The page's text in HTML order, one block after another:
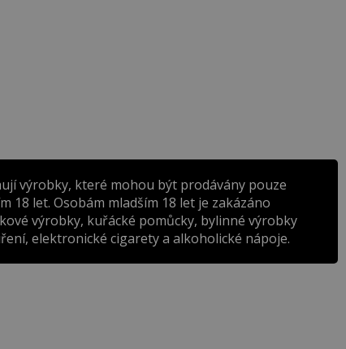
výrobky, které mohou být prodávány pouze
18 let. Osobám mladším 18 let je zakázáno
výrobky, kuřácké pomůcky, bylinné výrobky
elektronické cigarety a alkoholické nápoje.